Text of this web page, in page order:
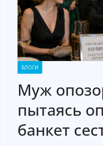
БЛОГИ
Муж
пытаясь
банкет